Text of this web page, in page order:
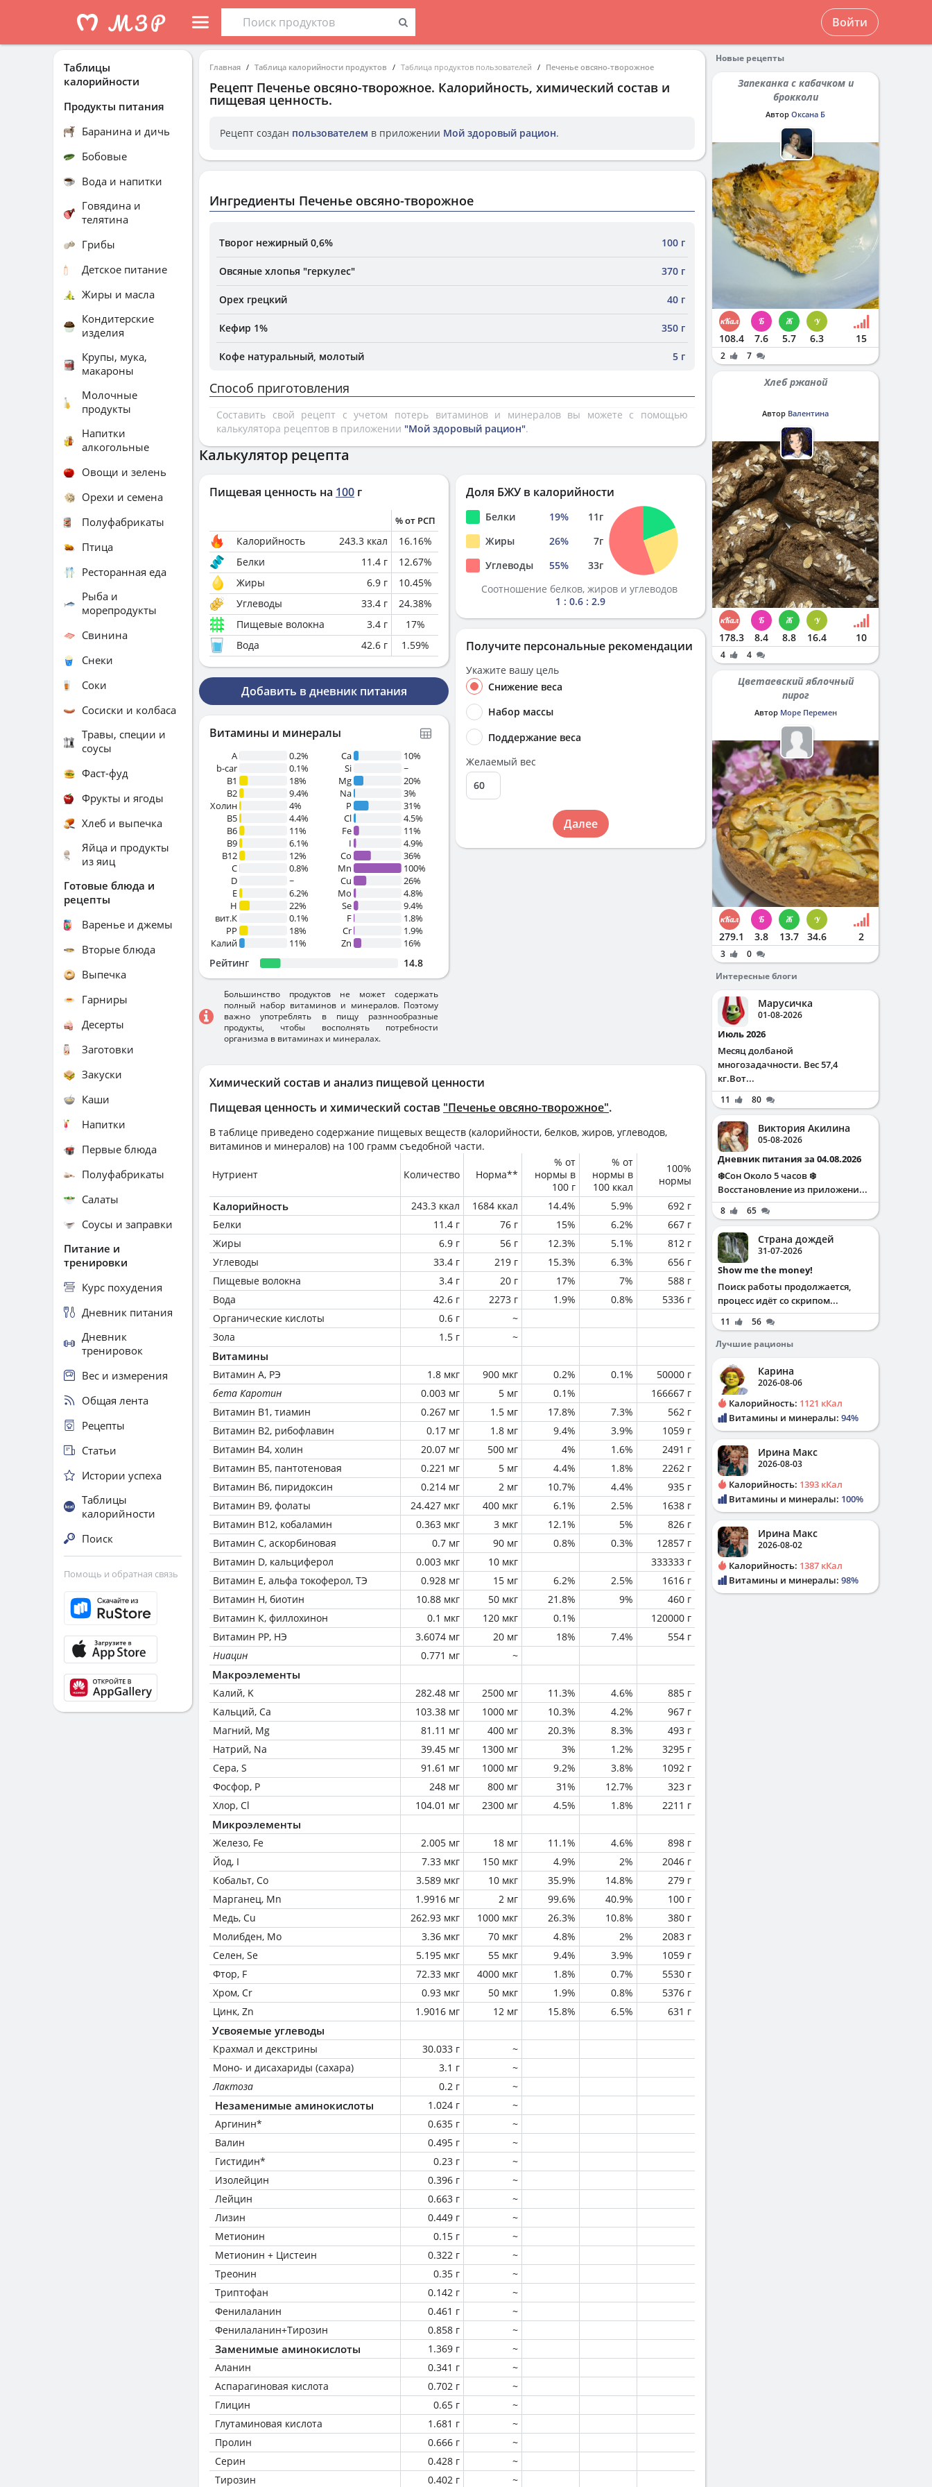
Войти
Главная Таблица калорийности продуктов Таблица продуктов пользователей Печенье овсяно-творожное
Рецепт Печенье овсяно-творожное. Калорийность, химический состав и
пищевая ценность.
Рецепт создан пользователем в приложении Мой здоровый рацион.
Ингредиенты Печенье овсяно-творожное
Творог нежирный 0,6% 100 г
Овсяные хлопья "геркулес" 370 г
Орех грецкий 40 г
Кефир 1% 350 г
Кофе натуральный, молотый 5 г
Способ приготовления
Составить свой рецепт с учетом потерь витаминов и минералов вы можете с помощью
калькулятора рецептов в приложении "Мой здоровый рацион".
Химический состав и анализ пищевой ценности
Пищевая ценность и химический состав "Печенье овсяно-творожное".
В таблице приведено содержание пищевых веществ (калорийности, белков, жиров, углеводов,
витаминов и минералов) на 100 грамм съедобной части.
Нутриент Количество Норма**
% от
нормы в
100 г
% от
нормы в
100 ккал
100%
нормы
Калорийность 243.3 ккал 1684 ккал 14.4% 5.9%
692 г
Белки
11.4 г 76 г 15% 6.2%
667 г
Жиры
6.9 г 56 г 12.3% 5.1%
812 г
Углеводы
33.4 г 219 г 15.3% 6.3%
656 г
Пищевые волокна
3.4 г 20 г 17% 7%
588 г
Вода
42.6 г 2273 г 1.9% 0.8%
5336 г
Органические кислоты
0.6 г
~
Зола
1.5 г ~
Витамины
Витамин А, РЭ 1.8 мкг 900 мкг 0.2% 0.1%
50000 г
бета Каротин
0.003 мг 5 мг 0.1%
166667 г
Витамин В1, тиамин
0.267 мг 1.5 мг 17.8% 7.3%
562 г
Витамин В2, рибофлавин
0.17 мг 1.8 мг 9.4% 3.9%
1059 г
Витамин В4, холин
20.07 мг 500 мг 4% 1.6%
2491 г
Витамин В5, пантотеновая
0.221 мг 5 мг 4.4% 1.8%
2262 г
Витамин В6, пиридоксин
0.214 мг 2 мг 10.7% 4.4%
935 г
Витамин В9, фолаты
24.427 мкг 400 мкг 6.1% 2.5%
1638 г
Витамин В12, кобаламин
0.363 мкг 3 мкг 12.1% 5%
826 г
Витамин C, аскорбиновая
0.7 мг 90 мг 0.8% 0.3%
12857 г
Витамин D, кальциферол
0.003 мкг 10 мкг
333333 г
Витамин Е, альфа токоферол, ТЭ
0.928 мг 15 мг 6.2% 2.5%
1616 г
Витамин Н, биотин
10.88 мкг 50 мкг 21.8% 9%
460 г
Витамин К, филлохинон
0.1 мкг 120 мкг 0.1%
120000 г
Витамин РР, НЭ
3.6074 мг 20 мг 18% 7.4%
554 г
Ниацин
0.771 мг ~
Макроэлементы
Калий, K 282.48 мг 2500 мг 11.3% 4.6%
885 г
Кальций, Ca
103.38 мг 1000 мг 10.3% 4.2%
967 г
Магний, Mg
81.11 мг 400 мг 20.3% 8.3%
493 г
Натрий, Na
39.45 мг 1300 мг 3% 1.2%
3295 г
Сера, S
91.61 мг 1000 мг 9.2% 3.8%
1092 г
Фосфор, P
248 мг 800 мг 31% 12.7%
323 г
Хлор, Cl
104.01 мг 2300 мг 4.5% 1.8% 2211 г
Микроэлементы
Железо, Fe 2.005 мг 18 мг 11.1% 4.6%
898 г
Йод, I
7.33 мкг 150 мкг 4.9% 2%
2046 г
Кобальт, Co
3.589 мкг 10 мкг 35.9% 14.8%
279 г
Марганец, Mn
1.9916 мг 2 мг 99.6% 40.9%
100 г
Медь, Cu
262.93 мкг 1000 мкг 26.3% 10.8%
380 г
Молибден, Mo
3.36 мкг 70 мкг 4.8% 2%
2083 г
Селен, Se
5.195 мкг 55 мкг 9.4% 3.9%
1059 г
Фтор, F
72.33 мкг 4000 мкг 1.8% 0.7%
5530 г
Хром, Cr
0.93 мкг 50 мкг 1.9% 0.8%
5376 г
Цинк, Zn
1.9016 мг 12 мг 15.8% 6.5% 631 г
Усвояемые углеводы
Крахмал и декстрины 30.033 г
~
Моно- и дисахариды (сахара)
3.1 г
~
Лактоза
0.2 г ~
Незаменимые аминокислоты 1.024 г
~
Аргинин*
0.635 г
~
Валин
0.495 г
~
Гистидин*
0.23 г
~
Изолейцин
0.396 г
~
Лейцин
0.663 г
~
Лизин
0.449 г
~
Метионин
0.15 г
~
Метионин + Цистеин
0.322 г
~
Треонин
0.35 г
~
Триптофан
0.142 г
~
Фенилаланин
0.461 г
~
Фенилаланин+Тирозин
0.858 г ~
Заменимые аминокислоты 1.369 г
~
Аланин
0.341 г
~
Аспарагиновая кислота
0.702 г
~
Глицин
0.65 г
~
Глутаминовая кислота
1.681 г
~
Пролин
0.666 г
~
Серин
0.428 г
~
Тирозин
0.402 г ~
Калькулятор рецепта
Пищевая ценность на 100 г
% от РСП
Калорийность 243.3 ккал 16.16%
Белки
11.4 г 12.67%
Жиры
6.9 г 10.45%
Углеводы
33.4 г 24.38%
Пищевые волокна
3.4 г 17%
Вода
42.6 г 1.59%
Добавить в дневник питания
Витамины и минералы
A
0.2%
b-car
0.1%
В1
18%
B2
9.4%
Холин
4%
B5
4.4%
B6
11%
B9
6.1%
B12
12%
C
0.8%
D
~
E
6.2%
H
22%
вит.К
0.1%
PP
18%
Калий
11%
Ca
10%
Si
~
Mg
20%
Na
3%
P
31%
Cl
4.5%
Fe
11%
I
4.9%
Co
36%
Mn
100%
Cu
26%
Mo
4.8%
Se
9.4%
F
1.8%
Cr
1.9%
Zn
16%
Рейтинг 14.8
Большинство продуктов не может содержать
полный набор витаминов и минералов. Поэтому
важно употреблять в пищу разннообразные
продукты, чтобы восполнять потребности
организма в витаминах и минералах.
Доля БЖУ в калорийности
Белки 19% 11г
Жиры
26% 7г
Углеводы
55% 33г
Соотношение белков, жиров и углеводов
1 : 0.6 : 2.9
Получите персональные рекомендации
Укажите вашу цель
Снижение веса
Набор массы
Поддержание веса
Желаемый вес
Далее
Таблицы
калорийности
Продукты питания
Баранина и дичь
Бобовые
Вода и напитки
Говядина и
телятина
Грибы
Детское питание
Жиры и масла
Кондитерские
изделия
Крупы, мука,
макароны
Молочные
продукты
Напитки
алкогольные
Овощи и зелень
Орехи и семена
Полуфабрикаты
Птица
Ресторанная еда
Рыба и
морепродукты
Свинина
Снеки
Соки
Сосиски и колбаса
Травы, специи и
соусы
Фаст-фуд
Фрукты и ягоды
Хлеб и выпечка
Яйца и продукты
из яиц
Готовые блюда и
рецепты
Варенье и джемы
Вторые блюда
Выпечка
Гарниры
Десерты
Заготовки
Закуски
Каши
Напитки
Первые блюда
Полуфабрикаты
Салаты
Соусы и заправки
Питание и
тренировки
Курс похудения
Дневник питания
Дневник
тренировок
Вес и измерения
Общая лента
Рецепты
Статьи
Истории успеха
Таблицы
калорийности
Поиск
Помощь и обратная связь
Новые рецепты
Запеканка с кабачком и
брокколи
Автор Оксана Б
108.4 7.6 5.7 6.3 15
2 7
Хлеб ржаной
Автор Валентина
178.3 8.4 8.8 16.4 10
4 4
Цветаевский яблочный
пирог
Автор Море Перемен
279.1 3.8 13.7 34.6 2
3
0
Интересные блоги
Марусичка
01-08-2026
Июль 2026
Месяц долбаной
многозадачности. Вес 57,4
кг.Вот...
11 80
Виктория Акилина
05-08-2026
Дневник питания за 04.08.2026
❄️Сон Около 5 часов ❄️
Восстановление из приложени...
8 65
Страна дождей
31-07-2026
Show me the money!
Поиск работы продолжается,
процесс идёт со скрипом...
11
56
Лучшие рационы
Карина
2026-08-06
Калорийность: 1121 кКал
Витамины и минералы: 94%
Ирина Макс
2026-08-03
Калорийность: 1393 кКал
Витамины и минералы: 100%
Ирина Макс
2026-08-02
Калорийность: 1387 кКал
Витамины и минералы: 98%